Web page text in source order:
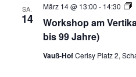
SA.
14
Workshop am
bis 99 Jahre)
März 14 @ 13:00 - 14:30
–
Vauß-HofCerisy Platz 2,